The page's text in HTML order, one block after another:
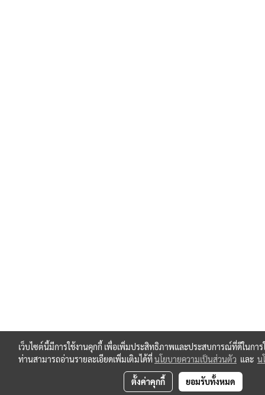
เว็บไซต์นี้มีการใช้งานคุกกี้ เพื่อเพิ่มประสิทธิภาพและประสบการณ์ที่ดีในการ
ท่านสามารถอ่านรายละเอียดเพิ่มเติมได้ที่นโยบายความเป็นส่วนตัว และ น
ตั้งค่าคุกกี้ ยอมรับทั้งหมด